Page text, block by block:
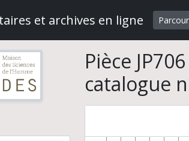
et archives en ligne
Pièce
catalogue
Fouilles
Fouilles